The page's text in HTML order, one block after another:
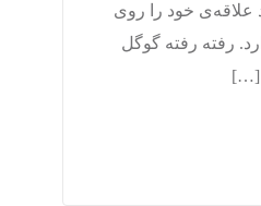
علاقه‌ی خود را روی
رفته رفته گوگل
[…]